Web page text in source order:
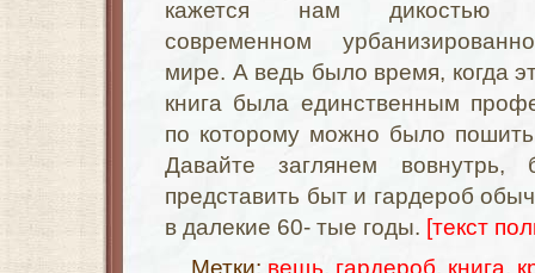
кажется нам дикостью
современном
мире. А ведь было время, когда
книга была единственным
по которому можно было
Давайте заглянем
представить быт и гардероб
в далекие 60- тые годы. [текст
Метки: вещь, гардероб, книга,